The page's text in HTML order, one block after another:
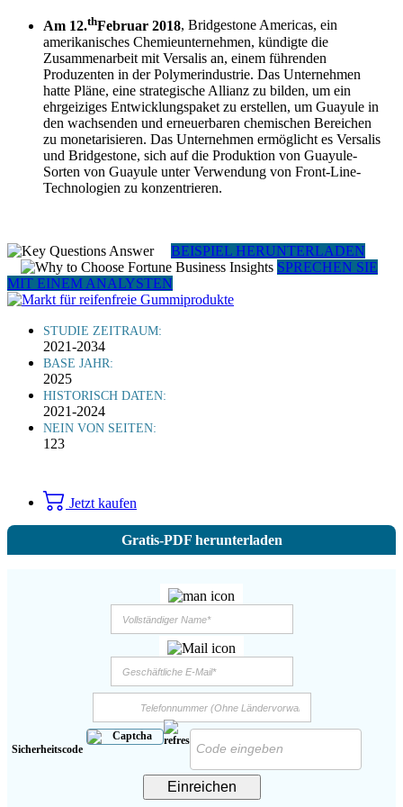
Am 12.thFebruar 2018, Bridgestone Americas, ein
amerikanisches Chemieunternehmen, kündigte die
Zusammenarbeit mit Versalis an, einem führenden
Produzenten in der Polymerindustrie. Das Unternehmen
hatte Pläne, eine strategische Allianz zu bilden, um ein
ehrgeiziges Entwicklungspaket zu erstellen, um Guayule in
den wachsenden und erneuerbaren chemischen Bereichen
zu monetarisieren. Das Unternehmen ermöglicht es Versalis
und Bridgestone, sich auf die Produktion von Guayule-
Sorten von Guayule unter Verwendung von Front-Line-
Technologien zu konzentrieren.
BEISPIEL HERUNTERLADEN
SPRECHEN SIE
MIT EINEM ANALYSTEN
STUDIE ZEITRAUM:
2021-2034
BASE JAHR:
2025
HISTORISCH DATEN:
2021-2024
NEIN VON SEITEN:
123
Jetzt kaufen
Gratis-PDF herunterladen
Sicherheitscode
Einreichen